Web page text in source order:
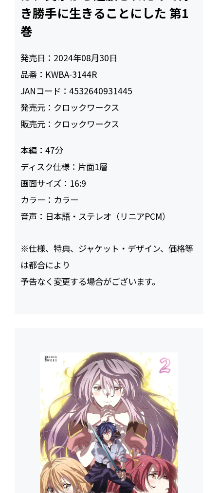
き勝手に生きることにした 第1
巻
発売日： 2024年08月30日
品番： KWBA-3144R
JANコード：4532640931445
発売元： クロックワークス
販売元： クロックワークス
本編：47
ディスク仕様： 片面1層
画面サイズ： 16:9
カラー： カラー
音声： 日本語・ステレオ（リニアPCM）
※仕様、特典、ジャケット・デザイン、価格等
は都合により
予告なく変更する場合がございます。